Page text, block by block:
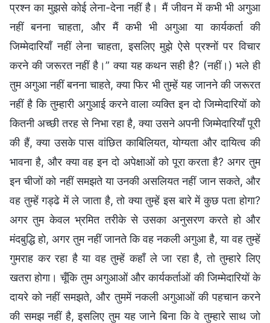
प्रश्न का मुझसे कोई लेना-देना नहीं है। मैं जीवन में कभी भी अगुआ
नहीं बनना चाहता, और मैं कभी भी अगुआ या कार्यकर्ता की
जिम्मेदारियाँ नहीं लेना चाहता, इसलिए मुझे ऐसे प्रश्नों पर विचार
करने की जरूरत नहीं है।” क्या यह कथन सही है? (नहीं।) भले ही
तुम अगुआ नहीं बनना चाहते, क्या फिर भी तुम्हें यह जानने की जरूरत
नहीं है कि तुम्हारी अगुआई करने वाला व्यक्ति इन दो जिम्मेदारियों को
कितनी अच्छी तरह से निभा रहा है, क्या उसने अपनी जिम्मेदारियाँ पूरी
की हैं, क्या उसके पास वांछित काबिलियत, योग्यता और दायित्व की
भावना है, और क्या वह इन दो अपेक्षाओं को पूरा करता है? अगर तुम
इन चीजों को नहीं समझते या उनकी असलियत नहीं जान सकते, और
वह तुम्हें गड्ढे में ले जाता है, तो क्या तुम्हें इस बारे में कुछ पता होगा?
अगर तुम केवल भ्रमित तरीके से उसका अनुसरण करते हो और
मंदबुद्धि हो, अगर तुम नहीं जानते कि वह नकली अगुआ है, या वह तुम्हें
गुमराह कर रहा है या वह तुम्हें कहाँ ले जा रहा है, तो तुम्हारे लिए
खतरा होगा। चूँकि तुम अगुआओं और कार्यकर्ताओं की जिम्मेदारियों के
दायरे को नहीं समझते, और तुममें नकली अगुआओं की पहचान करने
की समझ नहीं है, इसलिए तुम यह जाने बिना कि वे तुम्हारे साथ जो